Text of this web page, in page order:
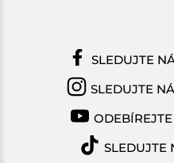
SLEDUJTE
SLEDUJTE
SLEDUJTE